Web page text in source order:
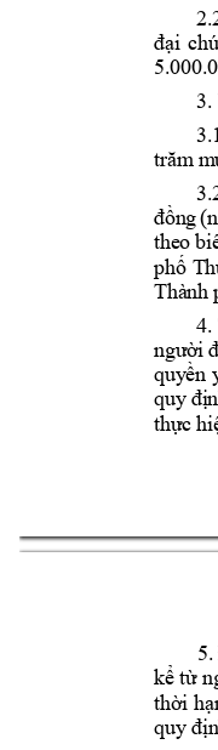
đại
3.
trăm
đồng
theo
phố
Thành
4.
người
quyền
quy đị
thực
kể từ
thời
quy